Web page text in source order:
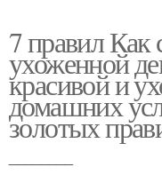
7 правил Как
ухоженной
красивой и
домашних
золотых